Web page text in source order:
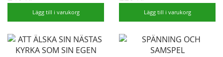
Lägg till i varukorg Lägg till i varukorg